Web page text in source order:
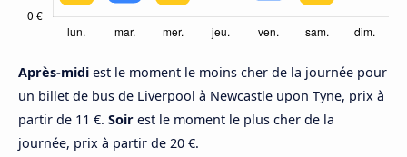
Après-midi est le moment le moins cher de la journée pour
un billet de bus de Liverpool à Newcastle upon Tyne, prix à
partir de 11 €. Soir est le moment le plus cher de la
journée, prix à partir de 20 €.